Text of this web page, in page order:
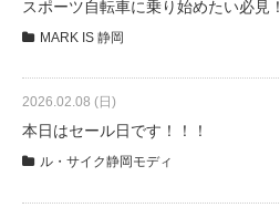
盗難保証
スポーツ自転車に乗り始めたい必見！
MARK IS 静岡
2026.02.08 (日)
本日はセール日です！！！
ル・サイク静岡モディ